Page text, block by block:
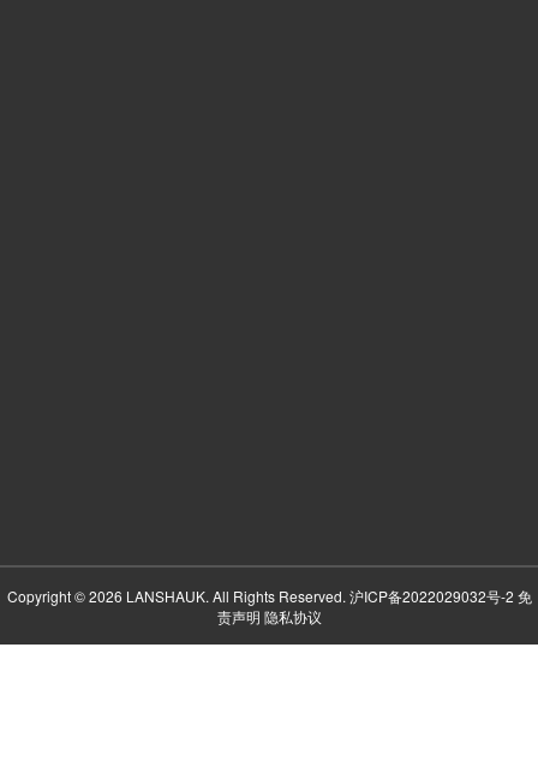
Copyright © 2026 LANSHAUK. All Rights Reserved. 沪ICP备2022029032号-2 免
责声明 隐私协议